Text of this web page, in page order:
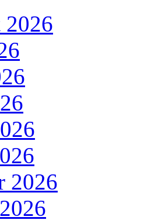
2026
2026